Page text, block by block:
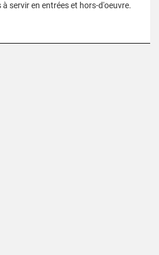
servir en entrées et hors-d'oeuvre.